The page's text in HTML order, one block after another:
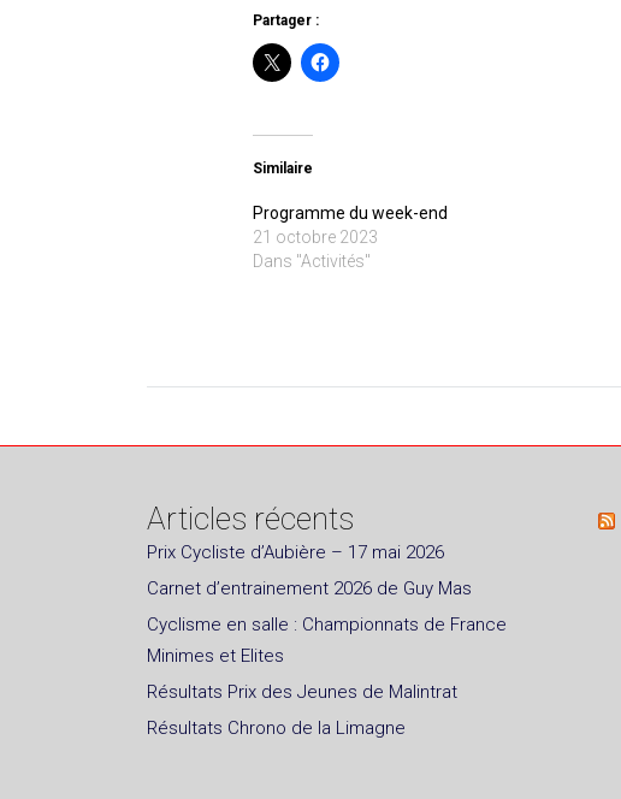
Partager :
Similaire
Programme du week-end
21 octobre 2023
Dans "Activités"
Articles récents
Prix Cycliste d’Aubière – 17 mai 2026
Carnet d’entrainement 2026 de Guy Mas
Cyclisme en salle : Championnats de France
Minimes et Elites
Résultats Prix des Jeunes de Malintrat
Résultats Chrono de la Limagne